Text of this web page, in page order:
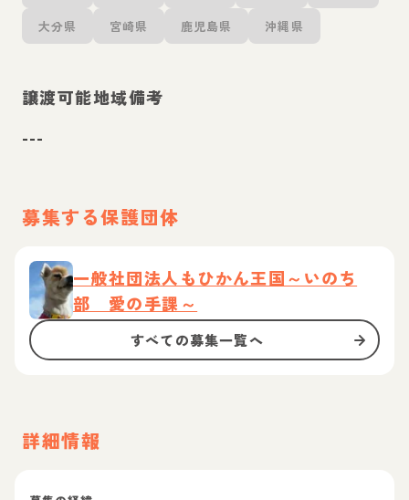
大分県 宮崎県 鹿児島県 沖縄県
譲渡可能地域備考
---
募集する保護団体
一般社団法人もひかん王国～いのち
部 愛の手課～
すべての募集一覧へ
詳細情報